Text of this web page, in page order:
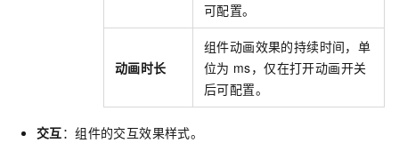
可配置。
动画时长
组件动画效果的持续时间，单
位为 ms，仅在打开动画开关
后可配置。
交互：组件的交互效果样式。